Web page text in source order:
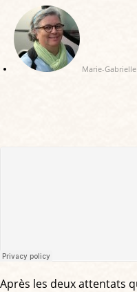
Marie-
Après les deux attentats